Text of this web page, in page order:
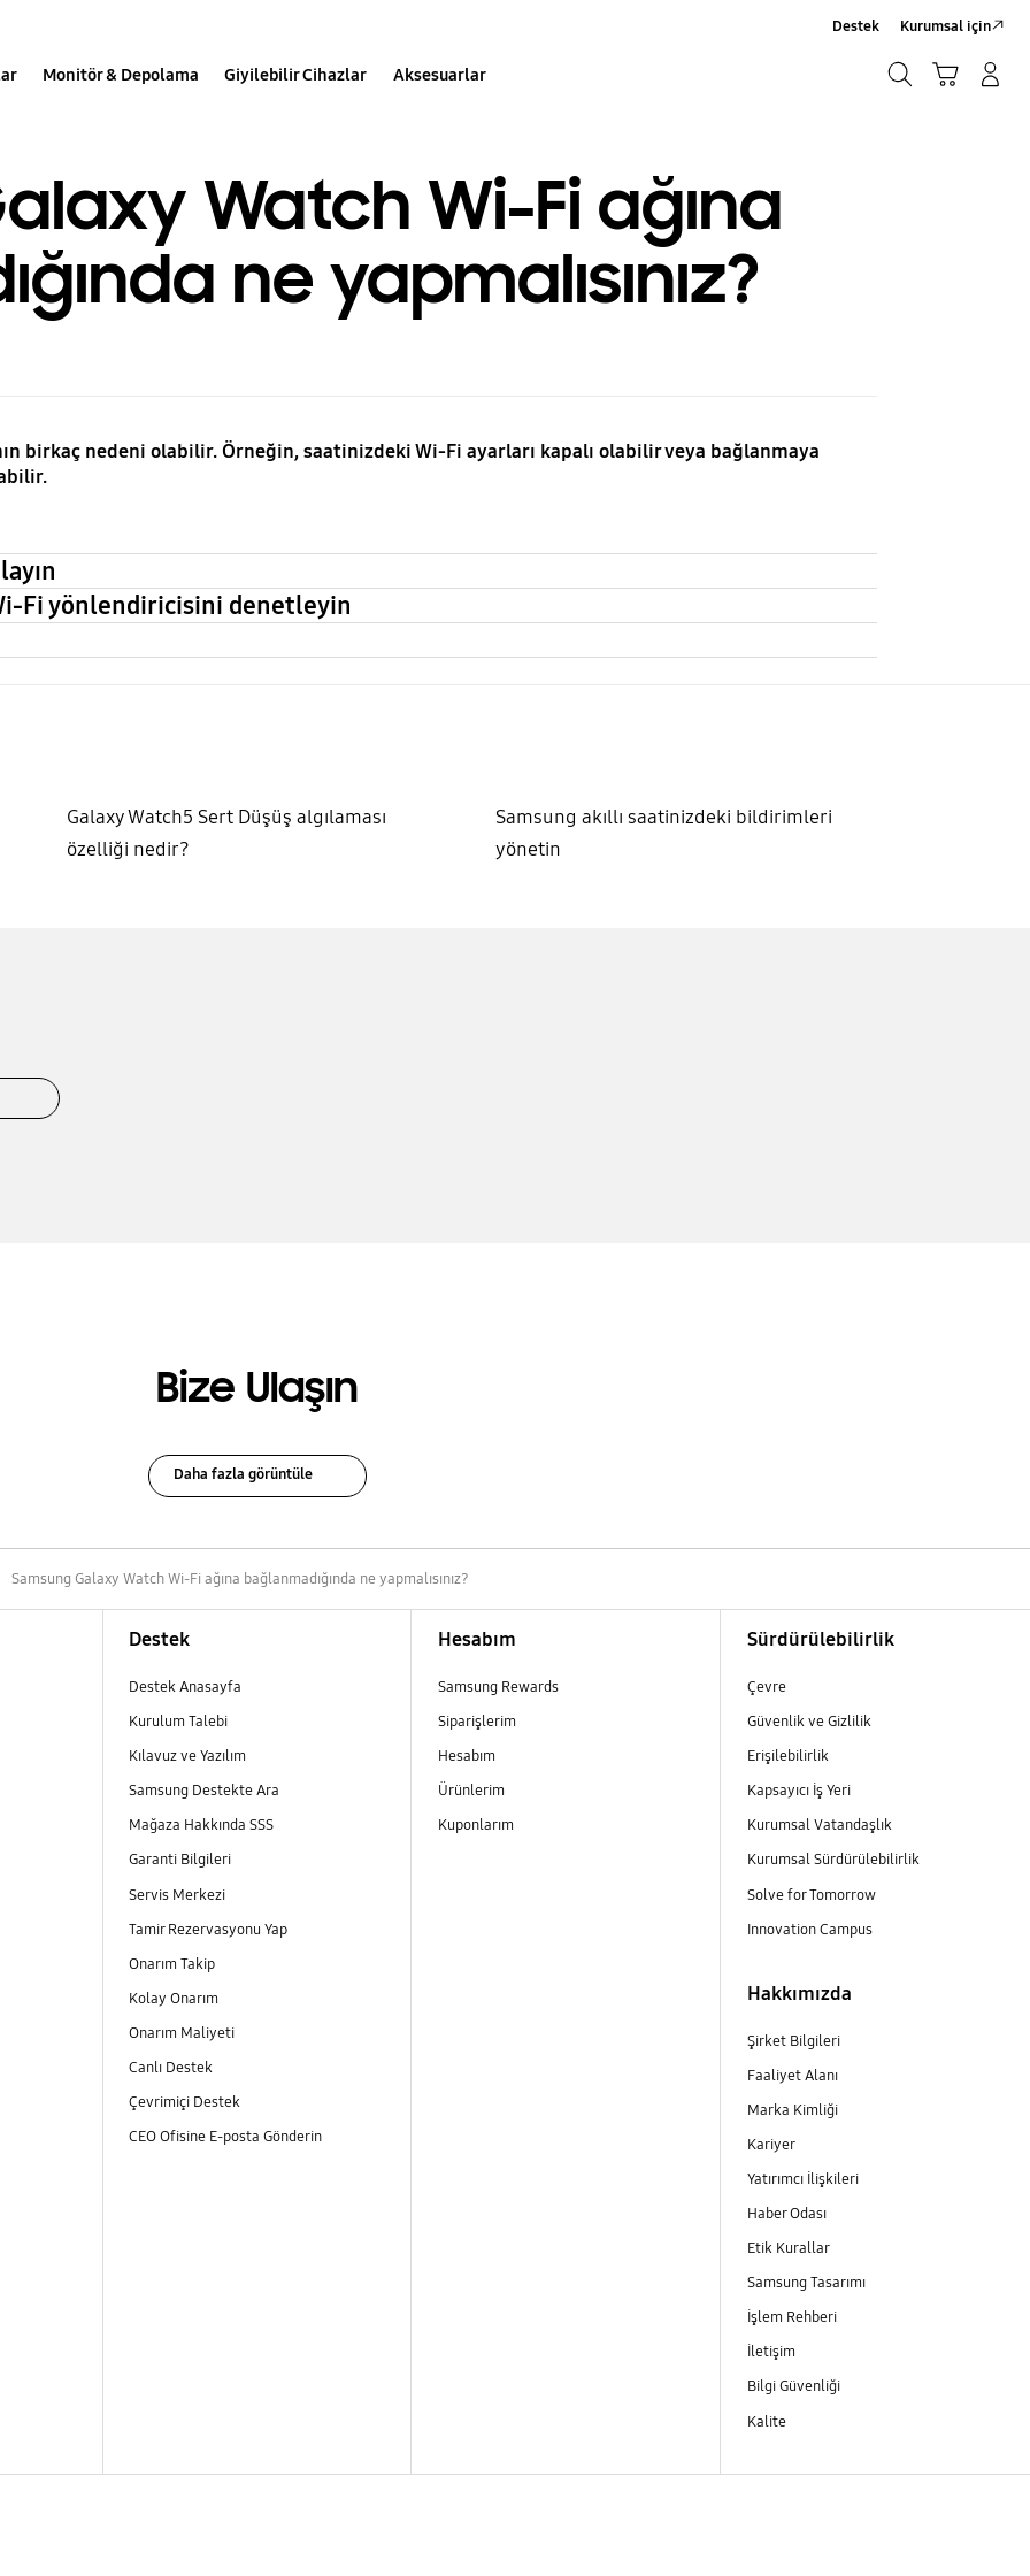
Monitör & Depolama Giyilebilir Cihazlar Aksesuarlar
Destek Kurumsal için
Watch Wi-Fi ağına
ne yapmalısınız?
birkaç nedeni olabilir. Örneğin, saatinizdeki Wi-Fi ayarları kapalı olabilir veya bağlanmaya
Fi yönlendiricisini denetleyin
Galaxy Watch5 Sert Düşüş algılaması
özelliği nedir?
Samsung akıllı saatinizdeki bildirimleri
yönetin
Bize Ulaşın
Daha fazla görüntüle
Samsung Galaxy Watch Wi-Fi ağına bağlanmadığında ne yapmalısınız?
Destek
Destek Anasayfa
Kurulum Talebi
Kılavuz ve Yazılım
Samsung Destekte Ara
Mağaza Hakkında SSS
Garanti Bilgileri
Servis Merkezi
Tamir Rezervasyonu Yap
Onarım Takip
Kolay Onarım
Onarım Maliyeti
Canlı Destek
Çevrimiçi Destek
CEO Ofisine E-posta Gönderin
Hesabım
Samsung Rewards
Siparişlerim
Hesabım
Ürünlerim
Kuponlarım
Sürdürülebilirlik
Çevre
Güvenlik ve Gizlilik
Erişilebilirlik
Kapsayıcı İş Yeri
Kurumsal Vatandaşlık
Kurumsal Sürdürülebilirlik
Solve for Tomorrow
Innovation Campus
Hakkımızda
Şirket Bilgileri
Faaliyet Alanı
Marka Kimliği
Kariyer
Yatırımcı İlişkileri
Haber Odası
Etik Kurallar
Samsung Tasarımı
İşlem Rehberi
İletişim
Bilgi Güvenliği
Kalite